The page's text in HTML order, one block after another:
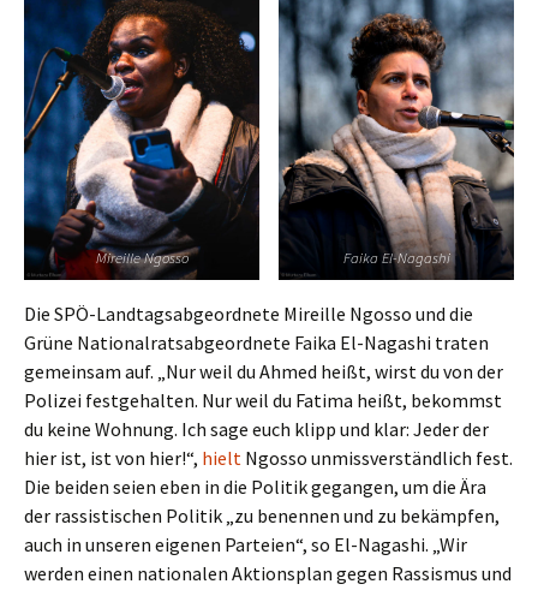
Mireille Ngosso Faika El-Nagashi
Die SPÖ-Landtagsabgeordnete Mireille Ngosso und die
Grüne Nationalratsabgeordnete Faika El-Nagashi traten
gemeinsam auf. „Nur weil du Ahmed heißt, wirst du von der
Polizei festgehalten. Nur weil du Fatima heißt, bekommst
du keine Wohnung. Ich sage euch klipp und klar: Jeder der
hier ist, ist von hier!“, hielt Ngosso unmissverständlich fest.
Die beiden seien eben in die Politik gegangen, um die Ära
der rassistischen Politik „zu benennen und zu bekämpfen,
auch in unseren eigenen Parteien“, so El-Nagashi. „Wir
werden einen nationalen Aktionsplan gegen Rassismus und